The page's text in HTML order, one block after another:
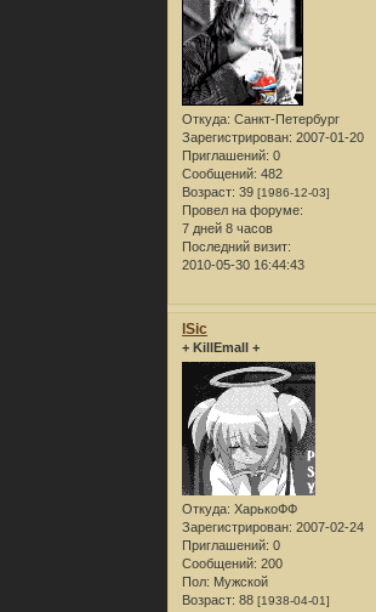
Откуда: Санкт-Петербург
Зарегистрирован: 2007-01-20
Приглашений: 0
Сообщений: 482
Возраст: 39 [1986-12-03]
Провел на форуме:
7 дней 8 часов
Последний визит:
2010-05-30 16:44:43
lSic
+ KillEmall +
Откуда: ХарькоФФ
Зарегистрирован: 2007-02-24
Приглашений: 0
Сообщений: 200
Пол: Мужской
Возраст: 88 [1938-04-01]